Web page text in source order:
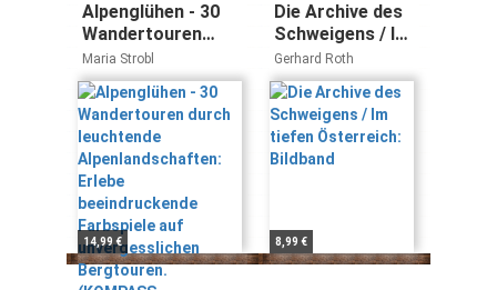
Alpenglühen - 30
Wandertouren
durch leuchtende
Alpenlandschaften:
Erlebe
beeindruckende
Farbspiele auf
unvergesslichen
Bergtouren.
(KOMPASS
Funktionaler
Bildband, Band
1571)
Maria Strobl
14,99 €
Die Archive des
Schweigens / Im
tiefen
Österreich:
Bildband
Gerhard Roth
8,99 €